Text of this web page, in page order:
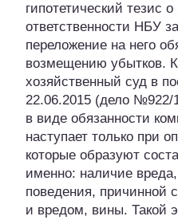
гипотетический тезис
ответственности НБУ
переложение на него
возмещению убытков.
хозяйственный суд в
22.06.2015 (дело №922/
в виде обязанности
наступает только при
которые образуют
именно: наличие
поведения, причинной
и вредом, вины. Такой